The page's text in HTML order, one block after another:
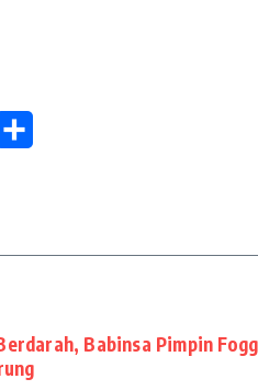
Babinsa Pimpin